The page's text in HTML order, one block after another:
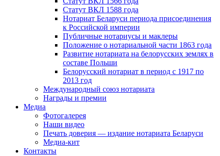
Статут ВКЛ 1588 года
Нотариат Беларуси периода присоединения
к Российской империи
Публичные нотариусы и маклеры
Положение о нотариальной части 1863 года
Развитие нотариата на белорусских землях в
составе Польши
Белорусский нотариат в период с 1917 по
2013 год
Международный союз нотариата
Награды и премии
Медиа
Фотогалерея
Наши видео
Печать доверия — издание нотариата Беларуси
Медиа-кит
Контакты